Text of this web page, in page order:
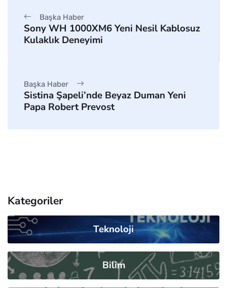
Başka Haber
Sony WH 1000XM6 Yeni Nesil Kablosuz
Kulaklık Deneyimi
Başka Haber
Sistina Şapeli’nde Beyaz Duman Yeni
Papa Robert Prevost
Kategoriler
Teknoloji
Bilim